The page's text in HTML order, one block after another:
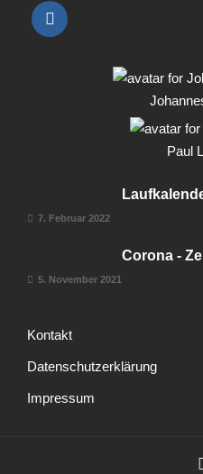
Paul
7. Februar 2022
Corona -
5. November 2021
Kontakt
Datenschutzerklärung
Impressum